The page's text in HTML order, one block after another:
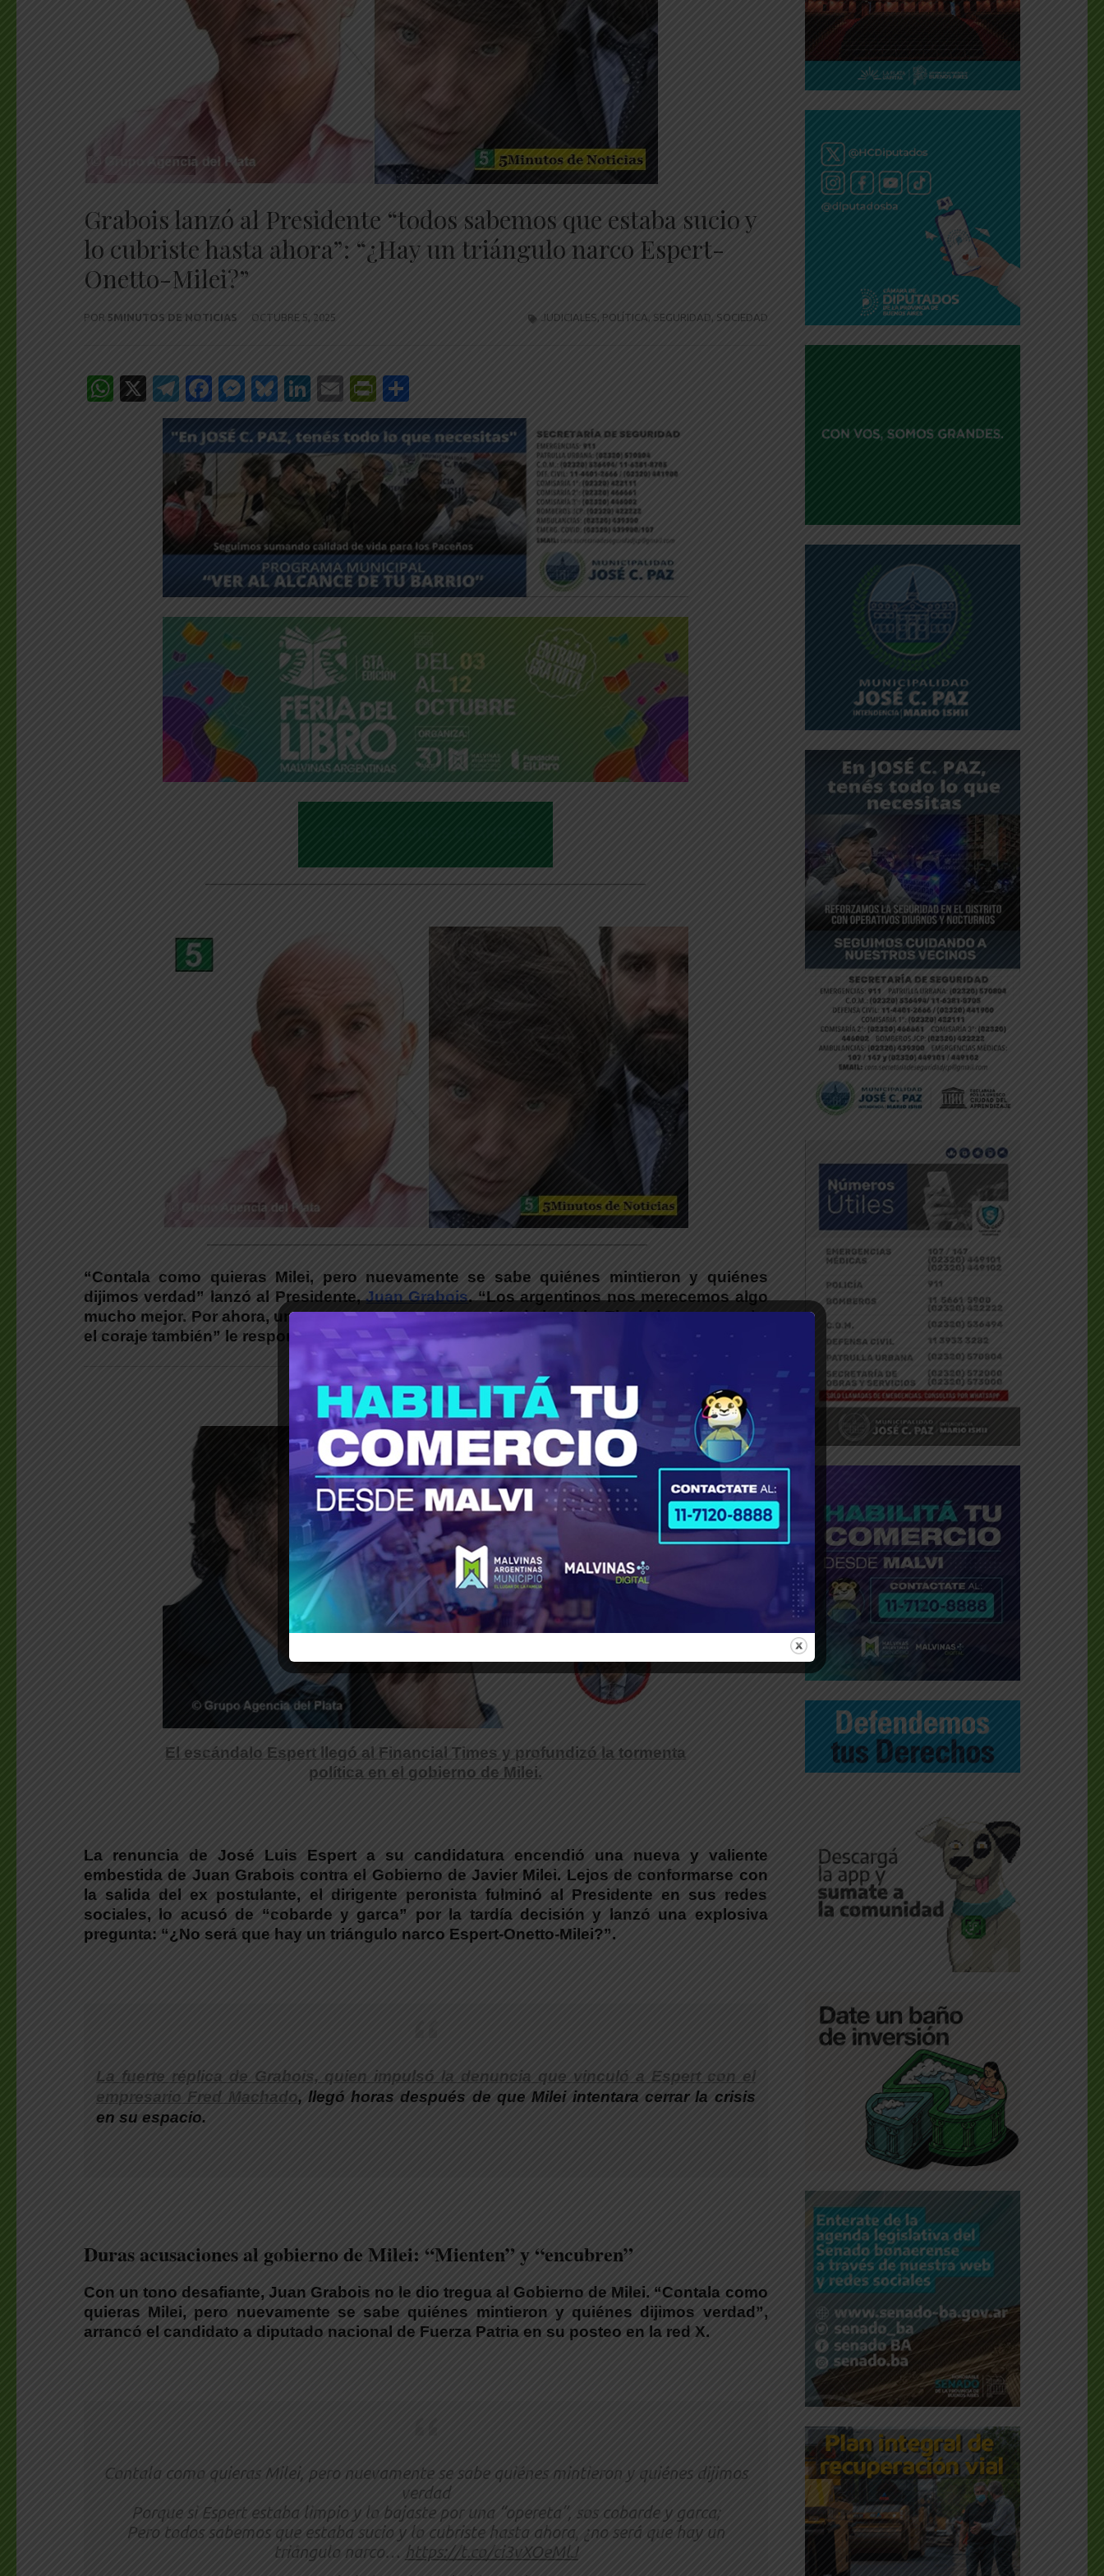
Grabois lanzó al Presidente “todos sabemos que estaba sucio y
lo cubriste hasta ahora”: “¿Hay un triángulo narco Espert-
Onetto-Milei?”
POR 5MINUTOS DE NOTICIAS OCTUBRE 5, 2025 JUDICIALES, POLÍTICA, SEGURIDAD , SOCIEDAD
WhatsApp
X Telegram
Facebook
Messenger
Bluesky
LinkedIn
EmailPrintFriendly
“Contala como quieras Milei, pero nuevamente se sabe quiénes mintieron y quiénes
dijimos verdad” lanzó al Presidente, Juan Grabois. “Los argentinos nos merecemos algo
mucho mejor. Por ahora, un narco menos y un poco más de justicia. El miedo se contagia,
el coraje también” le respondió a Milei.
El escándalo Espert llegó al Financial Times y profundizó la tormenta
política en el gobierno de Milei.
La renuncia de José Luis Espert a su candidatura encendió una nueva y valiente
embestida de Juan Grabois contra el Gobierno de Javier Milei. Lejos de conformarse con
la salida del ex postulante, el dirigente peronista fulminó al Presidente en sus redes
sociales, lo acusó de “cobarde y garca”
por la tardía decisión y lanzó una explosiva
pregunta: “¿No será que hay un triángulo narco Espert-Onetto-Milei?”.
La fuerte réplica de Grabois, quien impulsó la denuncia que vinculó a Espert con el
empresario Fred Machado, llegó horas después de que Milei intentara cerrar la crisis
en su espacio.
Duras acusaciones al gobierno de Milei: “Mienten” y “encubren”
Con un tono desafiante,Juan Grabois no le dio tregua al Gobierno de Milei. “Contala como
quieras Milei, pero nuevamente se sabe quiénes mintieron y quiénes dijimos verdad”,
arrancó el candidato a diputado nacional de Fuerza Patria en su posteo en la red X.
Contala como quieras Milei, pero nuevamente se sabe quiénes mintieron y quiénes dijimos
verdad
Porque si Espert estaba limpio y lo bajaste por una “opereta”, sos cobarde y garca;
Pero todos sabemos que estaba sucio y lo cubriste hasta ahora, ¿no será que hay un
triángulo narco… https://t.co/ci3vXOeMlJ